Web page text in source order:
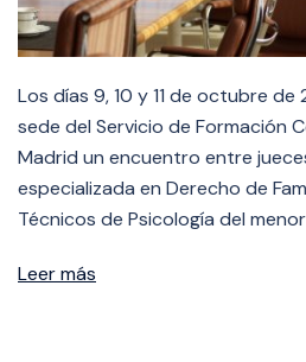
Los días 9, 10 y 11 de octubre de
sede del Servicio de Formación
Madrid un encuentro entre
especializada en Derecho de
Técnicos de Psicología del
Leer más